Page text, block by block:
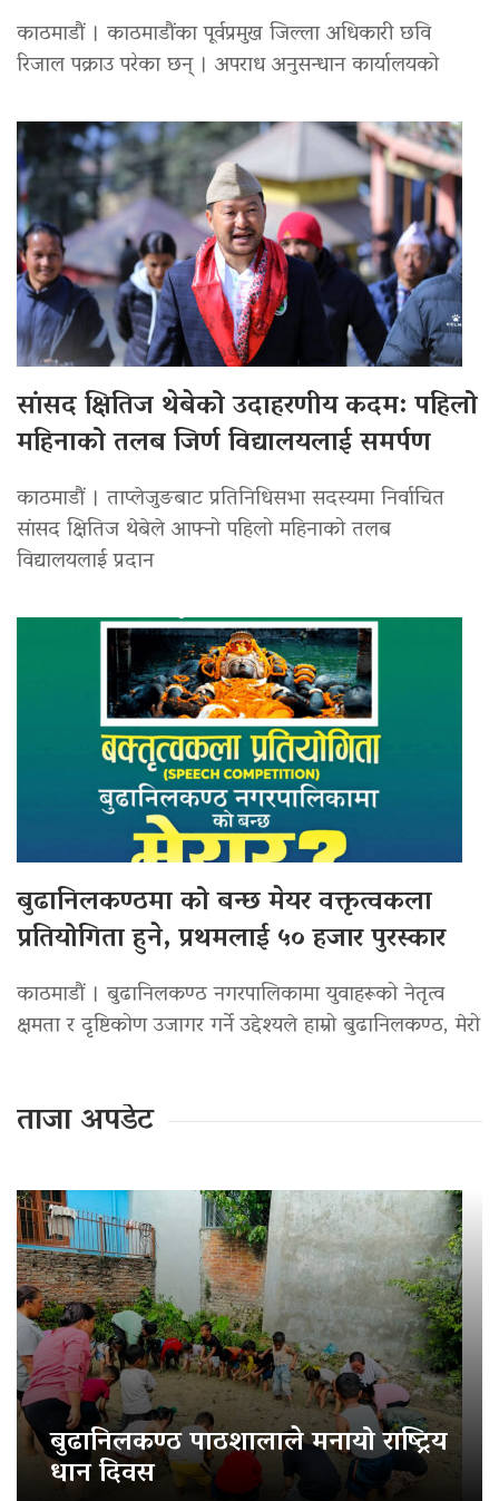
काठमाडौं । काठमाडौंका पूर्वप्रमुख जिल्ला अधिकारी छवि
रिजाल पक्राउ परेका छन् । अपराध अनुसन्धान कार्यालयको
सांसद क्षितिज थेबेको उदाहरणीय कदम: पहिलो
महिनाको तलब जिर्ण विद्यालयलाई समर्पण
काठमाडौं । ताप्लेजुङबाट प्रतिनिधिसभा सदस्यमा निर्वाचित
सांसद क्षितिज थेबेले आफ्नो पहिलो महिनाको तलब
विद्यालयलाई प्रदान
बुढानिलकण्ठमा को बन्छ मेयर वक्तृत्वकला
प्रतियोगिता हुने, प्रथमलाई ५० हजार पुरस्कार
काठमाडौं । बुढानिलकण्ठ नगरपालिकामा युवाहरूको नेतृत्व
क्षमता र दृष्टिकोण उजागर गर्ने उद्देश्यले हाम्रो बुढानिलकण्ठ, मेरो
ताजा अपडेट
बुढानिलकण्ठ पाठशालाले मनायो राष्ट्रिय
धान दिवस